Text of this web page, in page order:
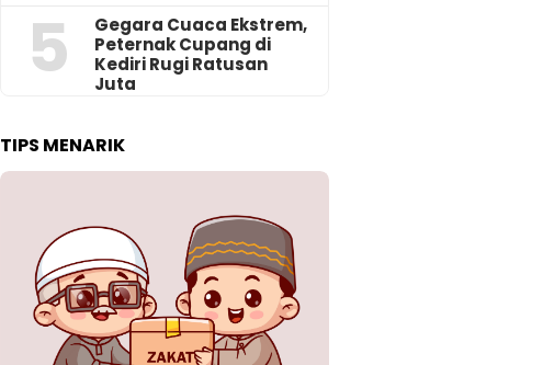
5
‎Gegara Cuaca Ekstrem,
Peternak Cupang di
Kediri Rugi Ratusan
Juta
TIPS MENARIK